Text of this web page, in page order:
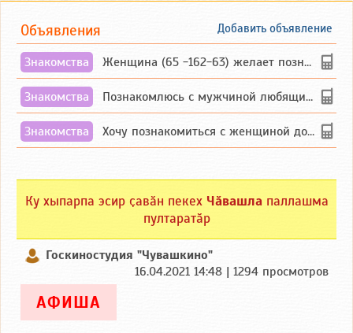
Добавить объявление
Объявления
Знакомства Женщина (65 -162-63) желает познакомиться с одиноким, добродушным, без вредных ...
Знакомства Познакомлюсь с мужчиной любящим танцевать и петь на родном чувашском языке
Знакомства Хочу познакомиться с женщиной до 55 лет чувашской или русской национальности дл...
Ку хыпарпа эсир ҫавӑн пекех Чӑвашла паллашма
пултаратӑр
Госкиностудия "Чувашкино"
16.04.2021 14:48 | 1294 просмотров
АФИША